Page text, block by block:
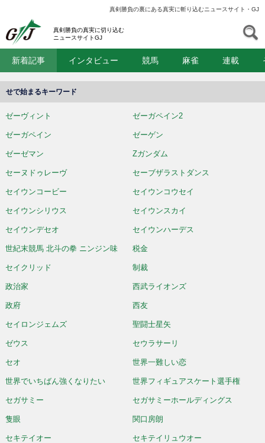
真剣勝負の裏にある真実に斬り込むニュースサイト・GJ
真剣勝負の真実に切り込む
ニュースサイトGJ
新着記事 インタビュー 競馬 麻雀 連載
せで始まるキーワード
ゼーヴィント ゼーガペイン2
ゼーガペイン ゼーゲン
ゼーゼマン Zガンダム
セーヌドゥレーヴ セーブザラストダンス
セイウンコービー セイウンコウセイ
セイウンシリウス セイウンスカイ
セイウンデセオ セイウンハーデス
世紀末競馬 北斗の拳 ニンジン味 税金
セイクリッド 制裁
政治家 西武ライオンズ
政府 西友
セイロンジェムズ 聖闘士星矢
ゼウス セウラサーリ
セオ 世界一難しい恋
世界でいちばん強くなりたい 世界フィギュアスケート選手権
セガサミー セガサミーホールディングス
隻眼 関口房朗
セキテイオー セキテイリュウオー